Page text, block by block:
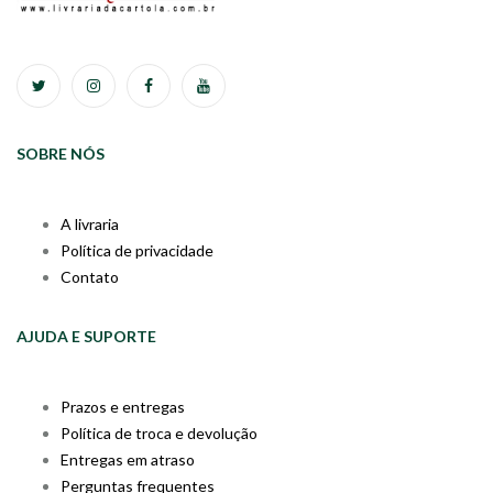
SOBRE NÓS
A livraria
Política de privacidade
Contato
AJUDA E SUPORTE
Prazos e entregas
Política de troca e devolução
Entregas em atraso
Perguntas frequentes